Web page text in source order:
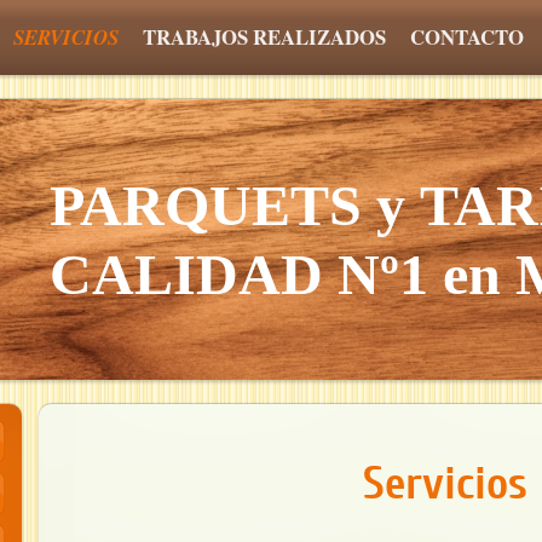
SERVICIOS TRABAJOS REALIZADOS CONTACTO
PARQUETS y
CALIDAD Nº1 en
Servicios